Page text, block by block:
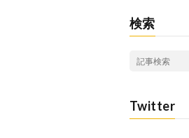
検索
Twitter